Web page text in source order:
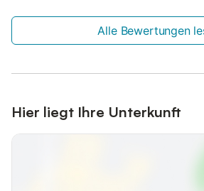
Alle Bewertungen
Hier liegt Ihre Unterkunft